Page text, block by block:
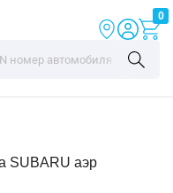
0
SUBARU аэр